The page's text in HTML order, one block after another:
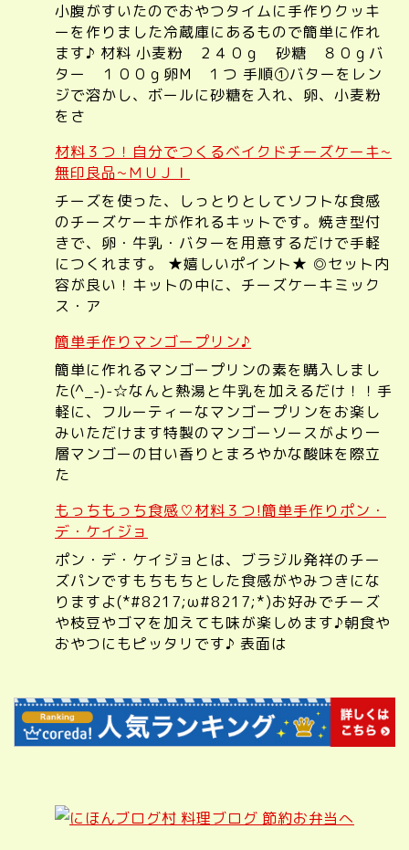
小腹がすいたのでおやつタイムに手作りクッキ
ーを作りました冷蔵庫にあるもので簡単に作れ
ます♪ 材料 小麦粉 ２４０ｇ 砂糖 ８０ｇバ
ター １００ｇ卵M １つ 手順①バターをレン
ジで溶かし、ボールに砂糖を入れ、卵、小麦粉
をさ
材料３つ！自分でつくるベイクドチーズケーキ~
無印良品~ＭＵＪＩ
チーズを使った、しっとりとしてソフトな食感
のチーズケーキが作れるキットです。焼き型付
きで、卵・牛乳・バターを用意するだけで手軽
につくれます。 ★嬉しいポイント★ ◎セット内
容が良い！キットの中に、チーズケーキミック
ス・ア
簡単手作りマンゴープリン♪
簡単に作れるマンゴープリンの素を購入しまし
た(^_-)-☆なんと熱湯と牛乳を加えるだけ！！手
軽に、フルーティーなマンゴープリンをお楽し
みいただけます特製のマンゴーソースがより一
層マンゴーの甘い香りとまろやかな酸味を際立
た
もっちもっち食感♡材料３つ!簡単手作りポン・
デ・ケイジョ
ポン・デ・ケイジョとは、ブラジル発祥のチー
ズパンですもちもちとした食感がやみつきにな
りますよ(*#8217;ω#8217;*)お好みでチーズ
や枝豆やゴマを加えても味が楽しめます♪朝食や
おやつにもピッタリです♪ 表面は